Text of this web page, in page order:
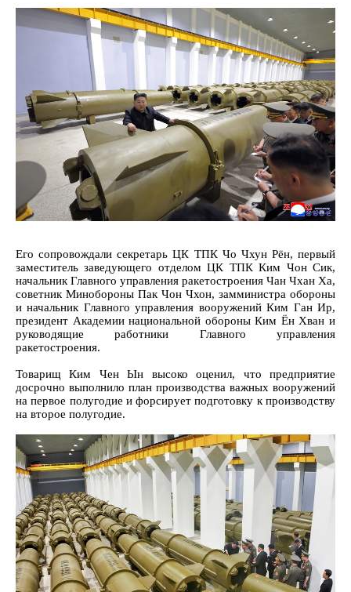
Его сопровождали секретарь ЦК ТПК Чо Чхун Рён, первый
заместитель заведующего отделом ЦК ТПК Ким Чон Сик,
начальник Главного управления ракетостроения Чан Чхан Ха,
советник Минобороны Пак Чон Чхон, замминистра обороны
и начальник Главного управления вооружений Ким Ган Ир,
президент Академии национальной обороны Ким Ён Хван и
руководящие работники Главного управления
ракетостроения.
Товарищ Ким Чен Ын высоко оценил, что предприятие
досрочно выполнило план производства важных вооружений
на первое полугодие и форсирует подготовку к производству
на второе полугодие.